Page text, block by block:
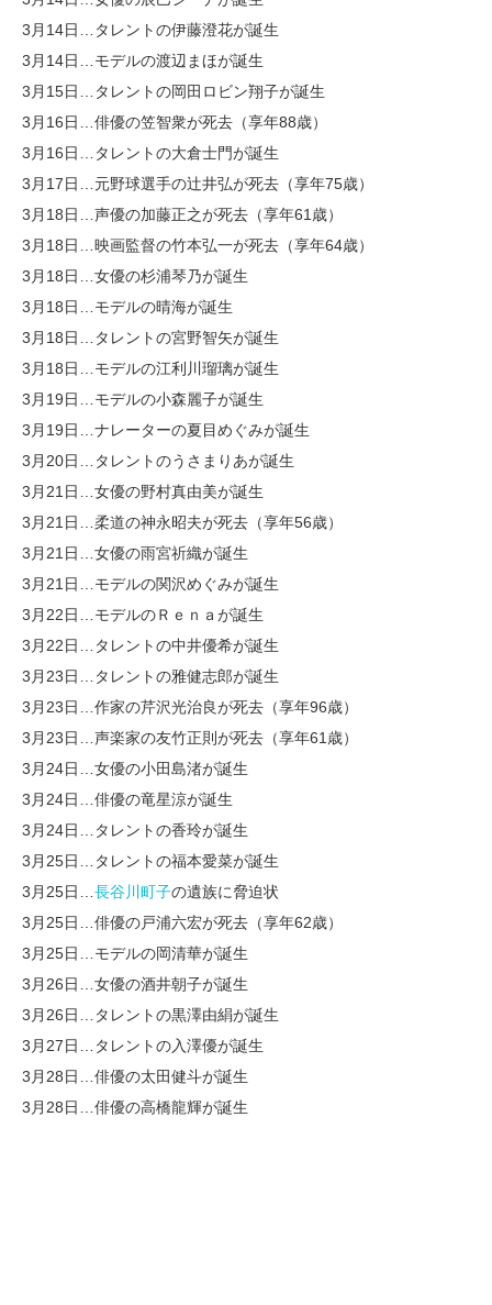
3月14日…タレントの伊藤澄花が誕生
3月14日…モデルの渡辺まほが誕生
3月15日…タレントの岡田ロビン翔子が誕生
3月16日…俳優の笠智衆が死去（享年88歳）
3月16日…タレントの大倉士門が誕生
3月17日…元野球選手の辻井弘が死去（享年75歳）
3月18日…声優の加藤正之が死去（享年61歳）
3月18日…映画監督の竹本弘一が死去（享年64歳）
3月18日…女優の杉浦琴乃が誕生
3月18日…モデルの晴海が誕生
3月18日…タレントの宮野智矢が誕生
3月18日…モデルの江利川瑠璃が誕生
3月19日…モデルの小森麗子が誕生
3月19日…ナレーターの夏目めぐみが誕生
3月20日…タレントのうさまりあが誕生
3月21日…女優の野村真由美が誕生
3月21日…柔道の神永昭夫が死去（享年56歳）
3月21日…女優の雨宮祈織が誕生
3月21日…モデルの関沢めぐみが誕生
3月22日…モデルのＲｅｎａが誕生
3月22日…タレントの中井優希が誕生
3月23日…タレントの雅健志郎が誕生
3月23日…作家の芹沢光治良が死去（享年96歳）
3月23日…声楽家の友竹正則が死去（享年61歳）
3月24日…女優の小田島渚が誕生
3月24日…俳優の竜星涼が誕生
3月24日…タレントの香玲が誕生
3月25日…タレントの福本愛菜が誕生
3月25日… 長谷川町子の遺族に脅迫状
3月25日…俳優の戸浦六宏が死去（享年62歳）
3月25日…モデルの岡清華が誕生
3月26日…女優の酒井朝子が誕生
3月26日…タレントの黒澤由絹が誕生
3月27日…タレントの入澤優が誕生
3月28日…俳優の太田健斗が誕生
3月28日…俳優の高橋龍輝が誕生